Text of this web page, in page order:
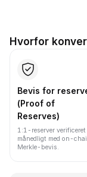
Hvorfor
Bevis for
(Proof of
Reserves)
1:1-reserver verificeret
månedligt med on-
Merkle-bevis.